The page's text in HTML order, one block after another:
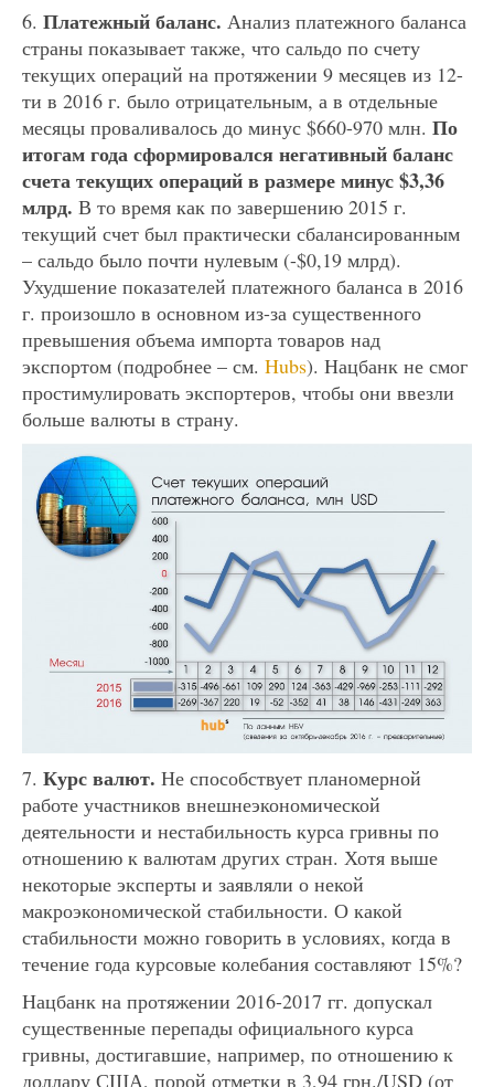
6. Платежный баланс. Анализ платежного баланса
страны показывает также, что сальдо по счету
текущих операций на протяжении 9 месяцев из 12-
ти в 2016 г. было отрицательным, а в отдельные
месяцы проваливалось до минус $660-970 млн. По
итогам года сформировался негативный баланс
счета текущих операций в размере минус $3,36
млрд. В то время как по завершению 2015 г.
текущий счет был практически сбалансированным
– сальдо было почти нулевым (-$0,19 млрд).
Ухудшение показателей платежного баланса в 2016
г. произошло в основном из-за существенного
превышения объема импорта товаров над
экспортом (подробнее – см. Hubs). Нацбанк не смог
простимулировать экспортеров, чтобы они ввезли
больше валюты в страну.
7. Курс валют. Не способствует планомерной
работе участников внешнеэкономической
деятельности и нестабильность курса гривны по
отношению к валютам других стран. Хотя выше
некоторые эксперты и заявляли о некой
макроэкономической стабильности. О какой
стабильности можно говорить в условиях, когда в
течение года курсовые колебания составляют 15%?
Нацбанк на протяжении 2016-2017 гг. допускал
существенные перепады официального курса
гривны, достигавшие, например, по отношению к
доллару США, порой отметки в 3,94 грн./USD (от